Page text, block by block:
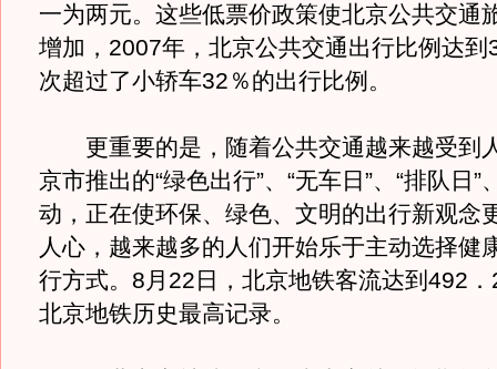
一为两元。这些低票价政策使北京公共交通
增加，2007年，北京公共交通出行比例达到
次超过了小轿车32％的出行比例。
更重要的是，随着公共交通越来越受到
京市推出的“绿色出行”、“无车日”、“排队日”
动，正在使环保、绿色、文明的出行新观念
人心，越来越多的人们开始乐于主动选择健
行方式。8月22日，北京地铁客流达到492
北京地铁历史最高记录。